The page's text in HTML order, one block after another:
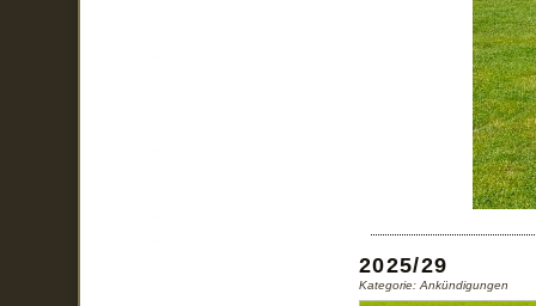
2025/29
Kategorie: Ankündigungen